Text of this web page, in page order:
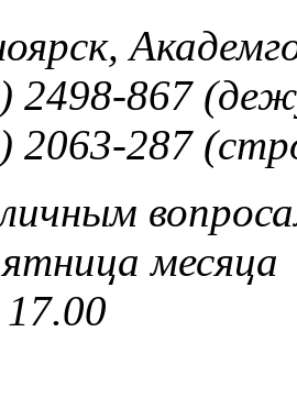
2498-867
2063-287
месяца